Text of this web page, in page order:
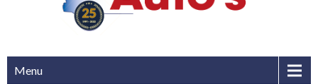
Menu